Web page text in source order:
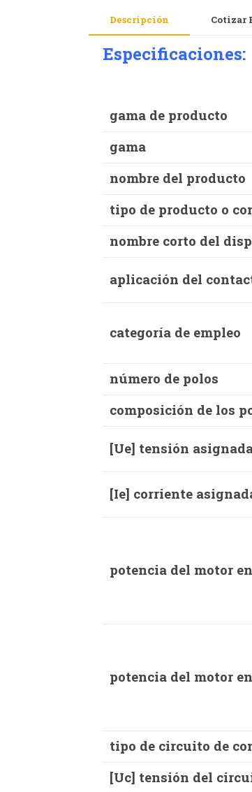
Descripción Cotizar
Especificaciones:
gama de producto
gama
nombre del producto
tipo de producto o
nombre corto del
aplicación del
categoría de empleo
número de polos
composición de los
[Ue] tensión
[Ie] corriente
potencia del motor
potencia del motor
tipo de circuito de
[Uc] tensión del